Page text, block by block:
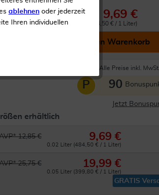
9,69 €
0.02 Liter (484,50 € / 1 Liter)
In den Warenkorb
Alle Preise inkl. MwSt.
P 90
Jetzt
erhältlich
12,85 € 9,69 €
0.02 Liter (484,50 € / 1 Liter)
25,75 € 19,99 €
0.05 Liter (399,80 € / 1 Liter)
GRATIS
ablehnen oder jederzeit
Ihren individuellen